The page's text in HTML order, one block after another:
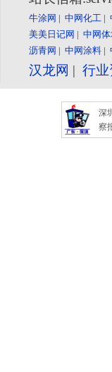
牛涂网 | 中网化工 |
美美日记网 | 中网
沥青网 | 中网涂料 |
汉龙网 | 行
深
察